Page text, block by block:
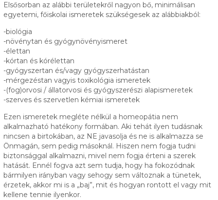
Elsősorban az alábbi területekről nagyon bő, minimálisan
egyetemi, főiskolai ismeretek szükségesek az alábbiakból:
-biológia
-növénytan és gyógynövényismeret
-élettan
-kórtan és kórélettan
-gyógyszertan és/vagy gyógyszerhatástan
-mérgezéstan vagyis toxikológia ismeretek
-(fog)orvosi / állatorvosi és gyógyszerészi alapismeretek
-szerves és szervetlen kémiai ismeretek
Ezen ismeretek megléte nélkül a homeopátia nem
alkalmazható hatékony formában. Aki tehát ilyen tudásnak
nincsen a birtokában, az NE javasolja és ne is alkalmazza se
Önmagán, sem pedig másoknál. Hiszen nem fogja tudni
biztonsággal alkalmazni, mivel nem fogja érteni a szerek
hatását. Ennél fogva azt sem tudja, hogy ha fokozódnak
bármilyen irányban vagy sehogy sem változnak a tünetek,
érzetek, akkor mi is a „baj”, mit és hogyan rontott el vagy mit
kellene tennie ilyenkor.